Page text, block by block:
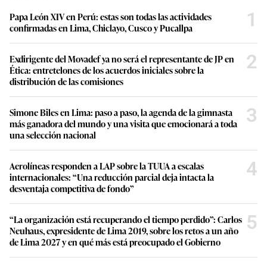
Papa León XIV en Perú: estas son todas las actividades
confirmadas en Lima, Chiclayo, Cusco y Pucallpa
1
Exdirigente del Movadef ya no será el representante de JP en
Ética: entretelones de los acuerdos iniciales sobre la
distribución de las comisiones
2
Simone Biles en Lima: paso a paso, la agenda de la gimnasta
más ganadora del mundo y una visita que emocionará a toda
una selección nacional
3
Aerolíneas responden a LAP sobre la TUUA a escalas
internacionales: “Una reducción parcial deja intacta la
desventaja competitiva de fondo”
4
“La organización está recuperando el tiempo perdido”: Carlos
Neuhaus, expresidente de Lima 2019, sobre los retos a un año
de Lima 2027 y en qué más está preocupado el Gobierno
5